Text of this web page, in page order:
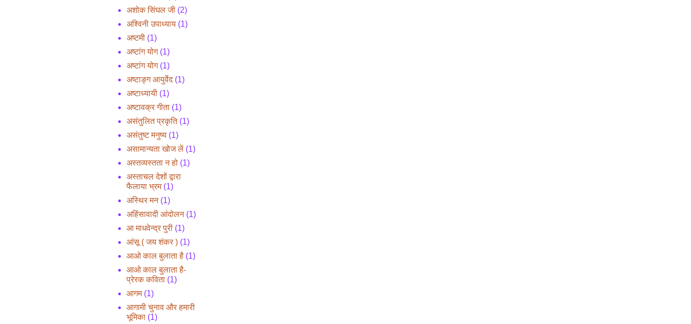
अशोक सिंघल जी (2)
अश्विनी उपाध्याय (1)
अष्टमी (1)
अष्टांग योग (1)
अष्टांग योग (1)
अष्टाङ्ग आयुर्वेद (1)
अष्टाध्यायी (1)
अष्टावक्र गीता (1)
असंतुलित प्रकृति (1)
असंतुष्ट मनुष्य (1)
असामान्यता खोज लें (1)
अस्तव्यस्तता न हो (1)
अस्ताचल देशों द्वारा
फैलाया भ्रम (1)
अस्थिर मन (1)
अहिंसावादी आंदोलन (1)
आ माधवेन्द्र पुरी (1)
आंसू ( जय शंकर ) (1)
आओ काल बुलाता है (1)
आओ काल बुलाता है-
प्रेरक कविता (1)
आगम (1)
आगामी चुनाव और हमारी
भूमिका (1)